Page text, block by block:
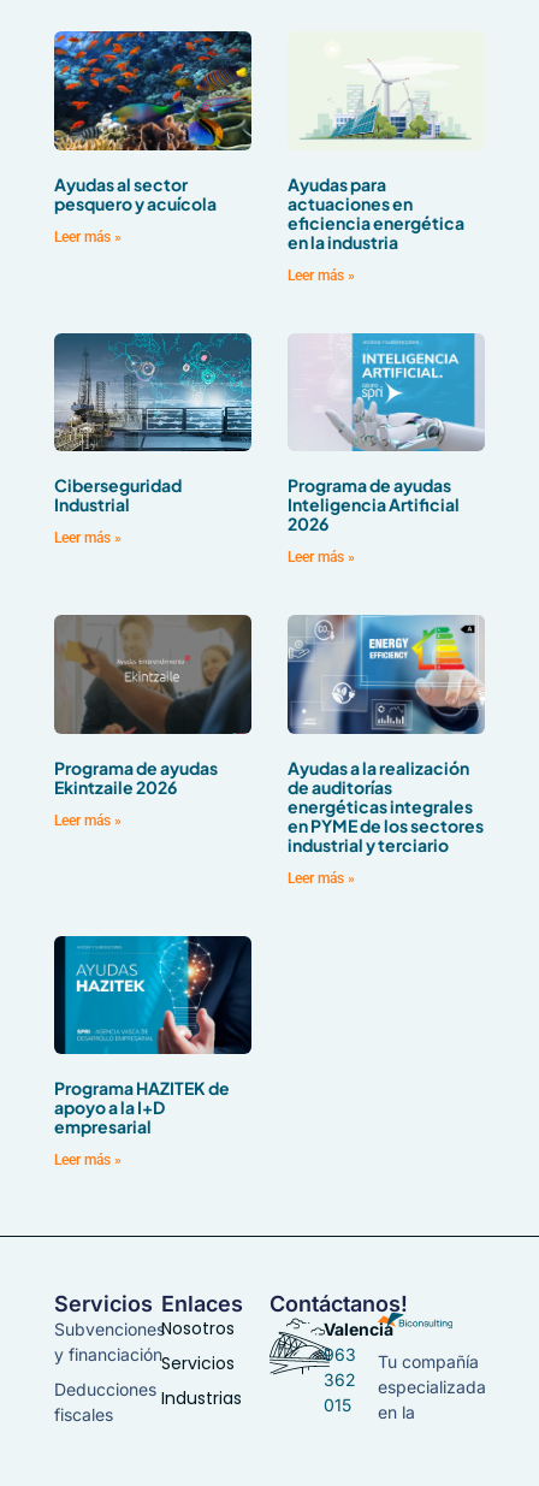
Ayudas al sector
pesquero y acuícola
Leer más »
Ayudas para
actuaciones en
eficiencia energética
en la industria
Leer más »
Ciberseguridad
Industrial
Leer más »
Programa de ayudas
Inteligencia Artificial
2026
Leer más »
Programa de ayudas
Ekintzaile 2026
Leer más »
Ayudas a la realización
de auditorías
energéticas integrales
en PYME de los sectores
industrial y terciario
Leer más »
Programa HAZITEK de
apoyo a la I+D
empresarial
Leer más »
Tu compañía
especializada
en la
Servicios
Subvenciones
y financiación
Deducciones
fiscales
Enlaces
Nosotros
Servicios
Industrias
Contáctanos!
Valencia
963
362
015